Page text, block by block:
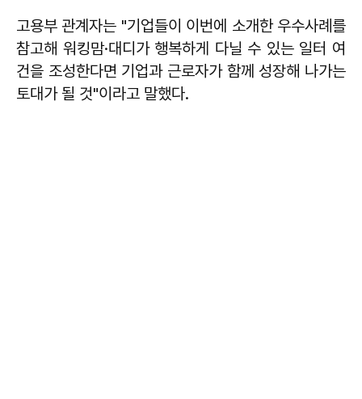
고용부 관계자는 "기업들이 이번에 소개한 우수사례를
참고해 워킹맘·대디가 행복하게 다닐 수 있는 일터 여
건을 조성한다면 기업과 근로자가 함께 성장해 나가는
토대가 될 것"이라고 말했다.